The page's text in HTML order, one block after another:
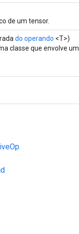
de um tensor.
do operando <T>)
classe que envolve